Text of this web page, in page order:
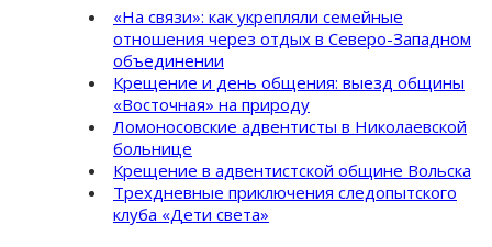
«На связи»: как укрепляли семейные
отношения через отдых в Северо-Западном
объединении
Крещение и день общения: выезд общины
«Восточная» на природу
Ломоносовские адвентисты в Николаевской
больнице
Крещение в адвентистской общине Вольска
Трехдневные приключения следопытского
клуба «Дети света»